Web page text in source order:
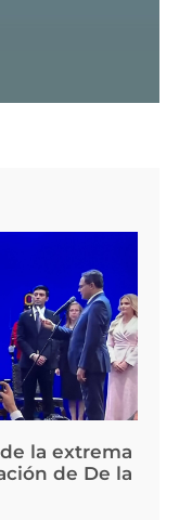
la extrema
de De la